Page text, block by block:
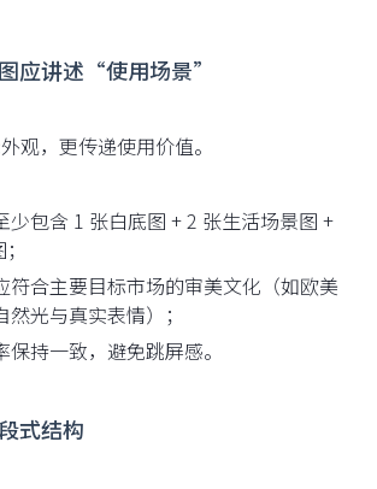
应讲述“使用场景”
观，更传递使用价值。
少包含 1 张白底图 + 2 张生活场景图 +
符合主要目标市场的审美文化（如欧美
光与真实表情）；
保持一致，避免跳屏感。
式结构